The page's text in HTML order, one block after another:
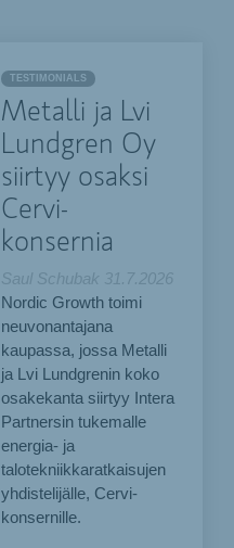
TESTIMONIALS
Metalli ja Lvi
Lundgren Oy
siirtyy osaksi
Cervi-
konsernia
Saul Schubak 31.7.2026
Nordic Growth toimi
neuvonantajana
kaupassa, jossa Metalli
ja Lvi Lundgrenin koko
osakekanta siirtyy Intera
Partnersin tukemalle
energia- ja
talotekniikkaratkaisujen
yhdistelijälle, Cervi-
konsernille.